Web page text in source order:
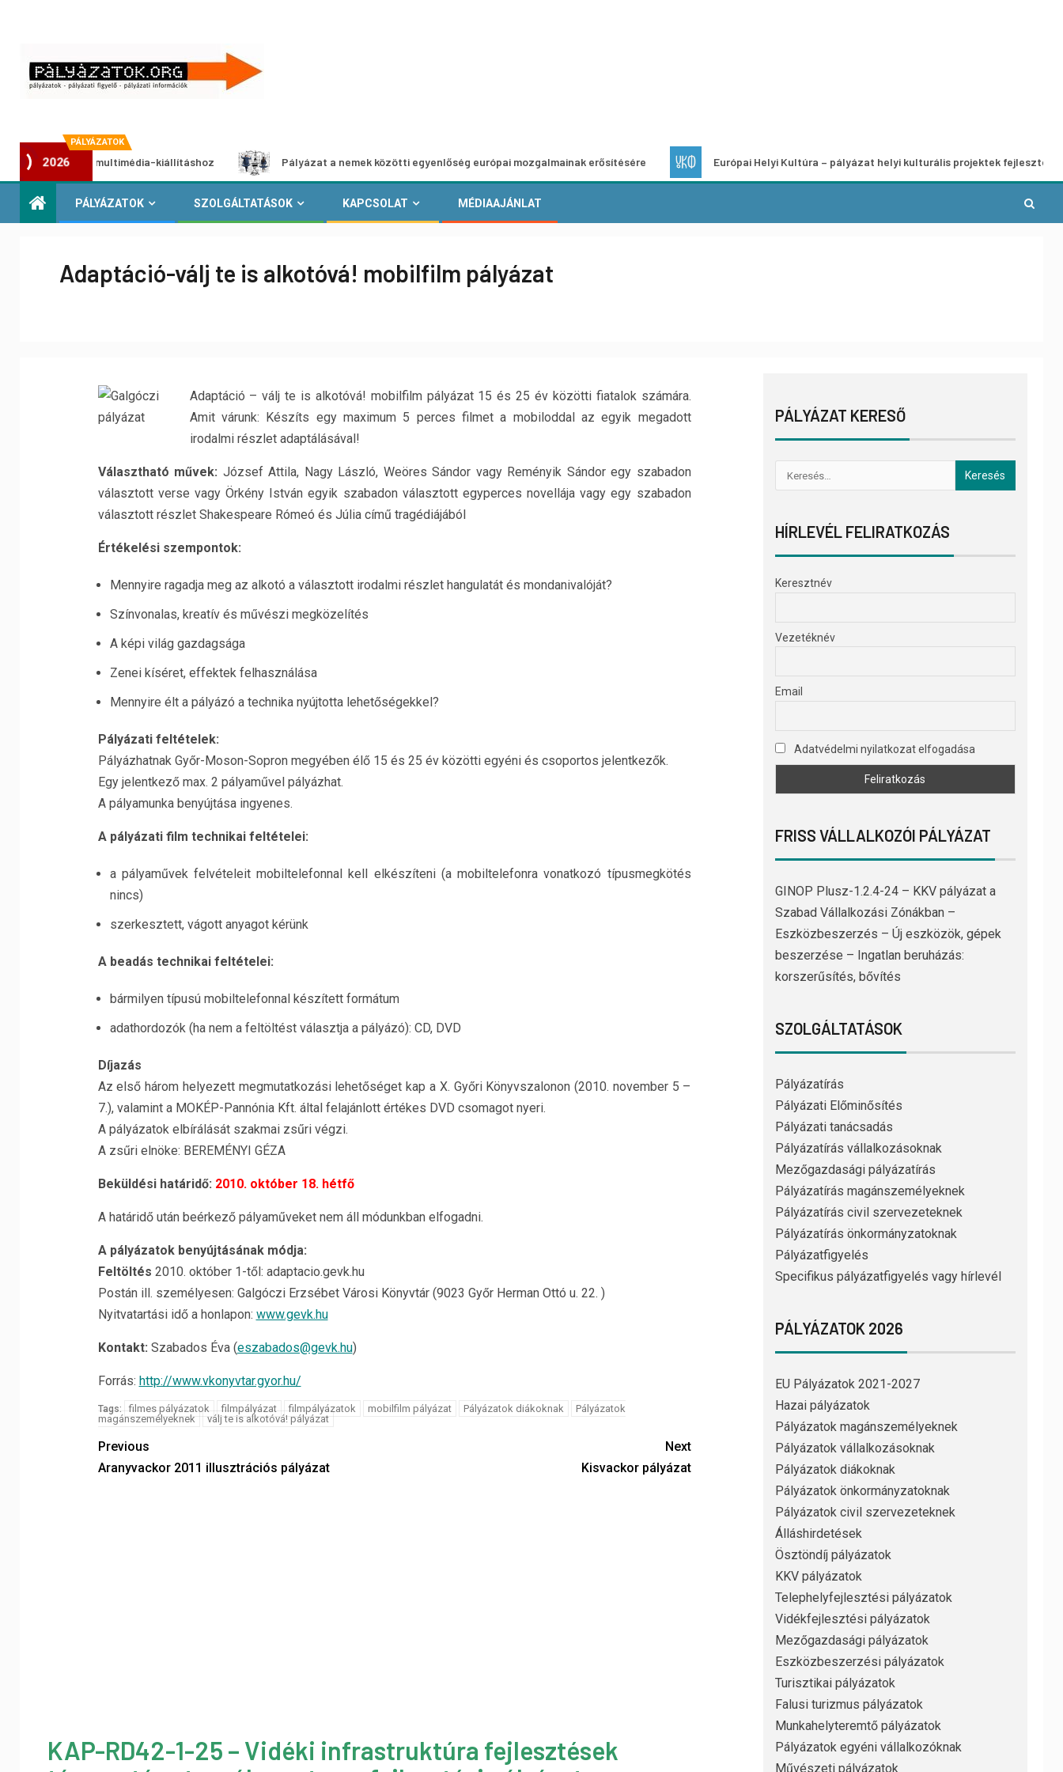
PÁLYÁZATOK
2026
multimédia-kiállításhoz Pályázat a nemek közötti egyenlőség európai mozgalmainak erősítésére Európai Helyi Kultúra – pályázat helyi kulturális projektek fejlesztésére
PÁLYÁZATOK SZOLGÁLTATÁSOK KAPCSOLAT MÉDIAAJÁNLAT
Adaptáció-válj te is alkotóvá! mobilfilm pályázat
Adaptáció – válj te is alkotóvá! mobilfilm pályázat 15 és 25 év közötti fiatalok számára.
Amit várunk: Készíts egy maximum 5 perces filmet a mobiloddal az egyik megadott
irodalmi részlet adaptálásával!
Választható művek: József Attila, Nagy László, Weöres Sándor vagy Reményik Sándor egy szabadon
választott verse vagy Örkény István egyik szabadon választott egyperces novellája vagy egy szabadon
választott részlet Shakespeare Rómeó és Júlia című tragédiájából
Értékelési szempontok:
Mennyire ragadja meg az alkotó a választott irodalmi részlet hangulatát és mondanivalóját?
Színvonalas, kreatív és művészi megközelítés
A képi világ gazdagsága
Zenei kíséret, effektek felhasználása
Mennyire élt a pályázó a technika nyújtotta lehetőségekkel?
Pályázati feltételek:
Pályázhatnak Győr-Moson-Sopron megyében élő 15 és 25 év közötti egyéni és csoportos jelentkezők.
Egy jelentkező max. 2 pályaművel pályázhat.
A pályamunka benyújtása ingyenes.
A pályázati film technikai feltételei:
a pályaművek felvételeit mobiltelefonnal kell elkészíteni (a mobiltelefonra vonatkozó típusmegkötés
nincs)
szerkesztett, vágott anyagot kérünk
A beadás technikai feltételei:
bármilyen típusú mobiltelefonnal készített formátum
adathordozók (ha nem a feltöltést választja a pályázó): CD, DVD
Díjazás
Az első három helyezett megmutatkozási lehetőséget kap a X. Győri Könyvszalonon (2010. november 5 –
7.), valamint a MOKÉP-Pannónia Kft. által felajánlott értékes DVD csomagot nyeri.
A pályázatok elbírálását szakmai zsűri végzi.
A zsűri elnöke: BEREMÉNYI GÉZA
Beküldési határidő: 2010. október 18. hétfő
A határidő után beérkező pályaműveket nem áll módunkban elfogadni.
A pályázatok benyújtásának módja:
Feltöltés 2010. október 1-től: adaptacio.gevk.hu
Postán ill. személyesen: Galgóczi Erzsébet Városi Könyvtár (9023 Győr Herman Ottó u. 22. )
Nyitvatartási idő a honlapon: www.gevk.hu
Kontakt: Szabados Éva (eszabados@gevk.hu)
Forrás: http://www.vkonyvtar.gyor.hu/
Tags: filmes pályázatok filmpályázat filmpályázatok mobilfilm pályázat Pályázatok diákoknak
Pályázatok
magánszemélyeknek
válj te is alkotóvá! pályázat
Previous
Aranyvackor 2011 illusztrációs pályázat
Next
Kisvackor pályázat
KAP-RD42-1-25 – Vidéki infrastruktúra fejlesztések
PÁLYÁZAT KERESŐ
HÍRLEVÉL FELIRATKOZÁS
Keresztnév
Vezetéknév
Email
Adatvédelmi nyilatkozat elfogadása
FRISS VÁLLALKOZÓI PÁLYÁZAT
GINOP Plusz-1.2.4-24 – KKV pályázat a
Szabad Vállalkozási Zónákban –
Eszközbeszerzés – Új eszközök, gépek
beszerzése – Ingatlan beruházás:
korszerűsítés, bővítés
SZOLGÁLTATÁSOK
Pályázatírás
Pályázati Előminősítés
Pályázati tanácsadás
Pályázatírás vállalkozásoknak
Mezőgazdasági pályázatírás
Pályázatírás magánszemélyeknek
Pályázatírás civil szervezeteknek
Pályázatírás önkormányzatoknak
Pályázatfigyelés
Specifikus pályázatfigyelés vagy hírlevél
PÁLYÁZATOK 2026
EU Pályázatok 2021-2027
Hazai pályázatok
Pályázatok magánszemélyeknek
Pályázatok vállalkozásoknak
Pályázatok diákoknak
Pályázatok önkormányzatoknak
Pályázatok civil szervezeteknek
Álláshirdetések
Ösztöndíj pályázatok
KKV pályázatok
Telephelyfejlesztési pályázatok
Vidékfejlesztési pályázatok
Mezőgazdasági pályázatok
Eszközbeszerzési pályázatok
Turisztikai pályázatok
Falusi turizmus pályázatok
Munkahelyteremtő pályázatok
Pályázatok egyéni vállalkozóknak
Művészeti pályázatok